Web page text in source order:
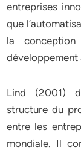
entreprises
que
la
développement
Lind (2001)
structure du
entre les
mondiale. Il